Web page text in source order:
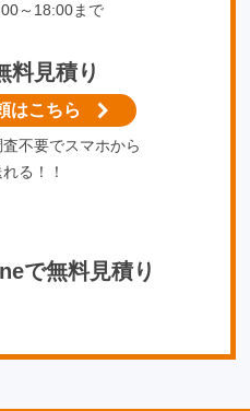
～18:00まで
料見積り
はこちら
不要でスマホから
る！！
で無料見積り